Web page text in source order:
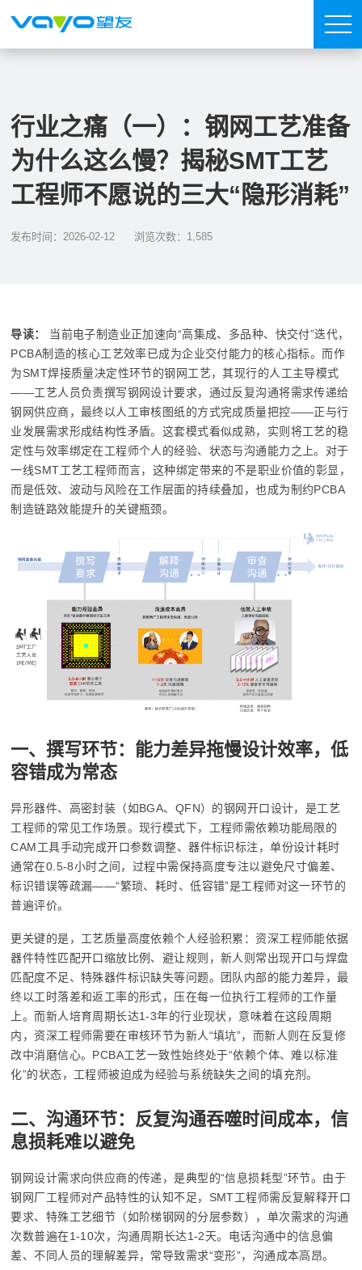
行业之痛（一）：钢网工艺准备
为什么这么慢？揭秘SMT工艺
工程师不愿说的三大“隐形消耗”
发布时间：2026-02-12 浏览次数：1,585
导读：
当前电子制造业正加速向“高集成、多品种、快交付”迭代，
PCBA制造的核心工艺效率已成为企业交付能力的核心指标。而作
为SMT焊接质量决定性环节的钢网工艺，其现行的人工主导模式
——工艺人员负责撰写钢网设计要求，通过反复沟通将需求传递给
钢网供应商，最终以人工审核图纸的方式完成质量把控——正与行
业发展需求形成结构性矛盾。这套模式看似成熟，实则将工艺的稳
定性与效率绑定在工程师个人的经验、状态与沟通能力之上。对于
一线SMT工艺工程师而言，这种绑定带来的不是职业价值的彰显，
而是低效、波动与风险在工作层面的持续叠加，也成为制约PCBA
制造链路效能提升的关键瓶颈。
一、撰写环节：能力差异拖慢设计效率，低
容错成为常态
异形器件、高密封装（如BGA、QFN）的钢网开口设计，是工艺
工程师的常见工作场景。现行模式下，工程师需依赖功能局限的
CAM工具手动完成开口参数调整、器件标识标注，单份设计耗时
通常在0.5-8小时之间，过程中需保持高度专注以避免尺寸偏差、
标识错误等疏漏——“繁琐、耗时、低容错”是工程师对这一环节的
普遍评价。
更关键的是，工艺质量高度依赖个人经验积累：资深工程师能依据
器件特性匹配开口缩放比例、避让规则，新人则常出现开口与焊盘
匹配度不足、特殊器件标识缺失等问题。团队内部的能力差异，最
终以工时落差和返工率的形式，压在每一位执行工程师的工作量
上。而新人培育周期长达1-3年的行业现状，意味着在这段周期
内，资深工程师需要在审核环节为新人“填坑”，而新人则在反复修
改中消磨信心。PCBA工艺一致性始终处于“依赖个体、难以标准
化”的状态，工程师被迫成为经验与系统缺失之间的填充剂。
二、沟通环节：反复沟通吞噬时间成本，信
息损耗难以避免
钢网设计需求向供应商的传递，是典型的“信息损耗型”环节。由于
钢网厂工程师对产品特性的认知不足，SMT工程师需反复解释开口
要求、特殊工艺细节（如阶梯钢网的分层参数），单次需求的沟通
次数普遍在1-10次，沟通周期长达1-2天。电话沟通中的信息偏
差、不同人员的理解差异，常导致需求“变形”，沟通成本高昂。